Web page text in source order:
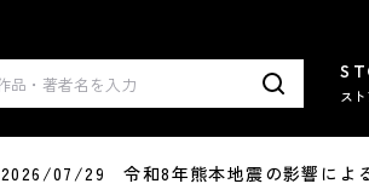
ス
2026/07/29 令和8年熊本地震の影響によ